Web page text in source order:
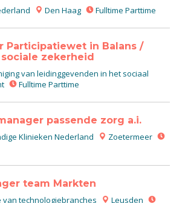
Den Haag Fulltime Parttime
Participatiewet in Balans /
zekerheid
van leidinggevenden in het sociaal
Fulltime Parttime
passende zorg a.i.
Klinieken Nederland
Zoetermeer
team Markten
van technologiebranches
Leusden